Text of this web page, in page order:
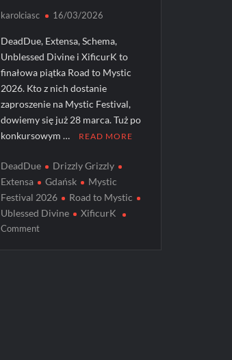
karolciasc 16/03/2026
DeadDue, Extensa, Schema,
Unblessed Divine i XificurK to
finałowa piątka Road to Mystic
2026. Kto z nich dostanie
zaproszenie na Mystic Festival,
dowiemy się już 28 marca. Tuż po
konkursowym …
READ MORE
DeadDue
Drizzly Grizzly
Extensa
Gdańsk
Mystic
Festival 2026
Road to Mystic
Ublessed Divine
XificurK
Commenton